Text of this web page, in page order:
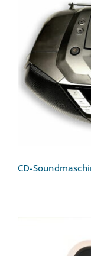
CD-
CD-